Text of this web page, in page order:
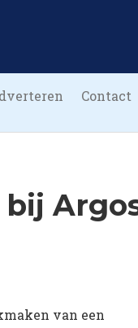
Contact
van een